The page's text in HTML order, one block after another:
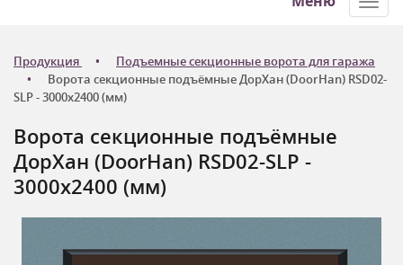
Продукция
Подъемные секционные ворота для гаража
Ворота секционные подъёмные ДорХан (DoorHan) RSD02-
SLP - 3000x2400 (мм)
Ворота секционные подъёмные
ДорХан (DoorHan) RSD02-SLP -
3000x2400 (мм)